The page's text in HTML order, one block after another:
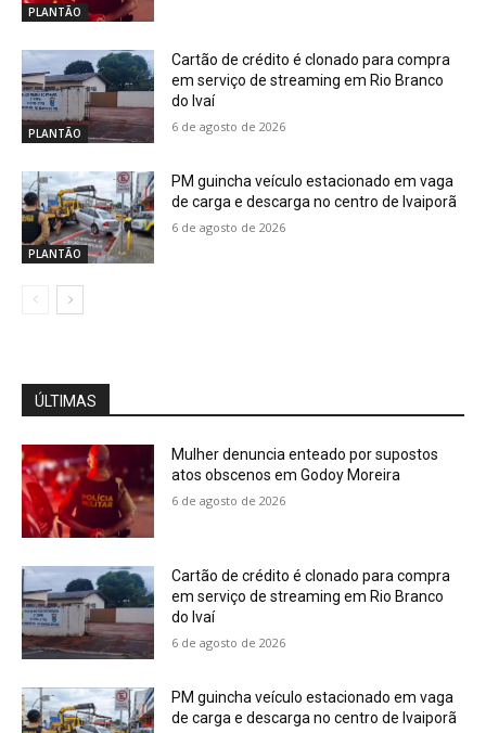
PLANTÃO
PLANTÃO
Cartão de crédito é clonado para compra
em serviço de streaming em Rio Branco
do Ivaí
6 de agosto de 2026
PLANTÃO
PM guincha veículo estacionado em vaga
de carga e descarga no centro de Ivaiporã
6 de agosto de 2026
ÚLTIMAS
Mulher denuncia enteado por supostos
atos obscenos em Godoy Moreira
6 de agosto de 2026
Cartão de crédito é clonado para compra
em serviço de streaming em Rio Branco
do Ivaí
6 de agosto de 2026
PM guincha veículo estacionado em vaga
de carga e descarga no centro de Ivaiporã